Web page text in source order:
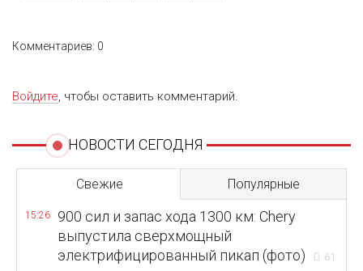
Комментариев: 0
Войдите, чтобы оставить комментарий.
НОВОСТИ СЕГОДНЯ
Свежие Популярные
15:26
900 сил и запас хода 1300 км: Chery
выпустила сверхмощный
электрифицированный пикап (фото)
61